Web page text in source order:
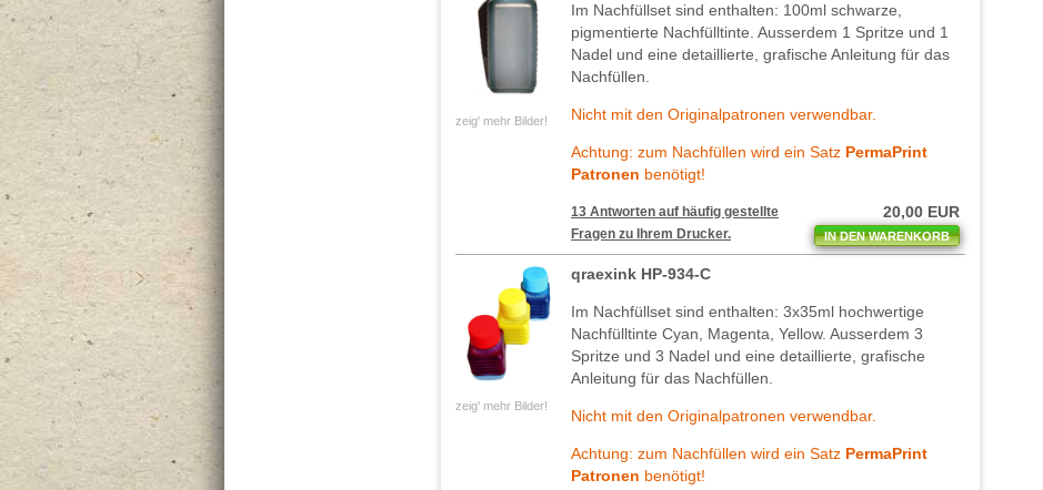
zeig' mehr Bilder!
Im Nachfüllset sind enthalten: 100ml schwarze,
pigmentierte Nachfülltinte. Ausserdem 1 Spritze und 1
Nadel und eine detaillierte, grafische Anleitung für das
Nachfüllen.
Nicht mit den Originalpatronen verwendbar.
Achtung: zum Nachfüllen wird ein Satz PermaPrint
Patronen benötigt!
13 Antworten auf häufig gestellte
Fragen zu Ihrem Drucker.
20,00 EUR
IN DEN WARENKORB
zeig' mehr Bilder!
qraexink HP-934-C
Im Nachfüllset sind enthalten: 3x35ml hochwertige
Nachfülltinte Cyan, Magenta, Yellow. Ausserdem 3
Spritze und 3 Nadel und eine detaillierte, grafische
Anleitung für das Nachfüllen.
Nicht mit den Originalpatronen verwendbar.
Achtung: zum Nachfüllen wird ein Satz PermaPrint
Patronen benötigt!